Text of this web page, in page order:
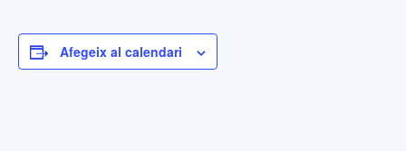
Afegeix al calendari